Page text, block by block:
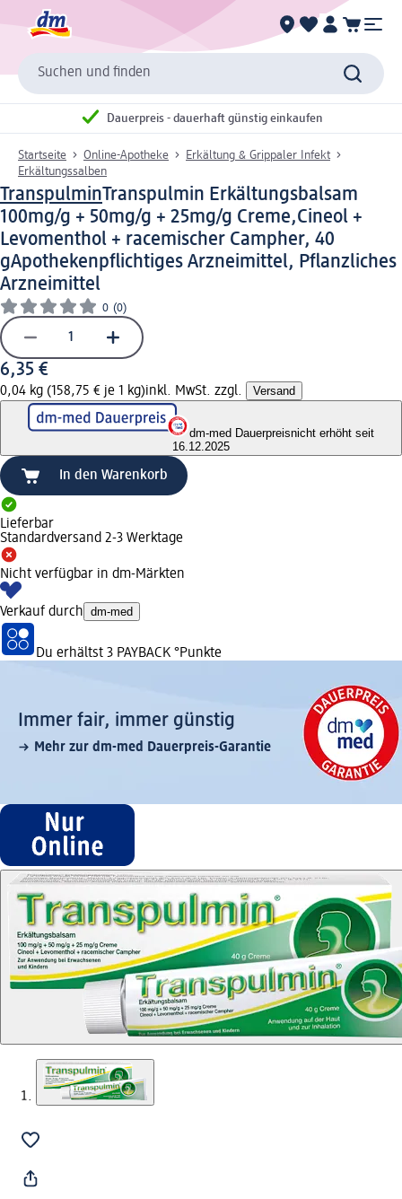
Suchen und finden
Dauerpreis - dauerhaft günstig einkaufen
Startseite Online-Apotheke
Erkältung & Grippaler Infekt
Erkältungssalben
TranspulminTranspulmin Erkältungsbalsam
100mg/g + 50mg/g + 25mg/g Creme,Cineol +
Levomenthol + racemischer Campher, 40
gApothekenpflichtiges Arzneimittel, Pflanzliches
Arzneimittel
0 (0)
6,35 €
0,04 kg (158,75 € je 1 kg)inkl. MwSt. zzgl. Versand
dm-med Dauerpreisnicht erhöht seit
16.12.2025
In den Warenkorb
Lieferbar
Standardversand 2-3 Werktage
Nicht verfügbar in dm-Märkten
Verkauf durch dm-med
Du erhältst 3 PAYBACK °Punkte
Immer fair,­ immer günstig
Mehr zur dm-med Dauerpreis-Garantie